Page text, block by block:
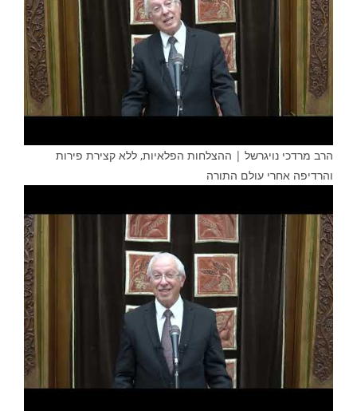
הרב מרדכי נויגרשל | ההצלחות הפלאיות, ללא קצירת פירות
והרדיפה אחרי עולם התורה